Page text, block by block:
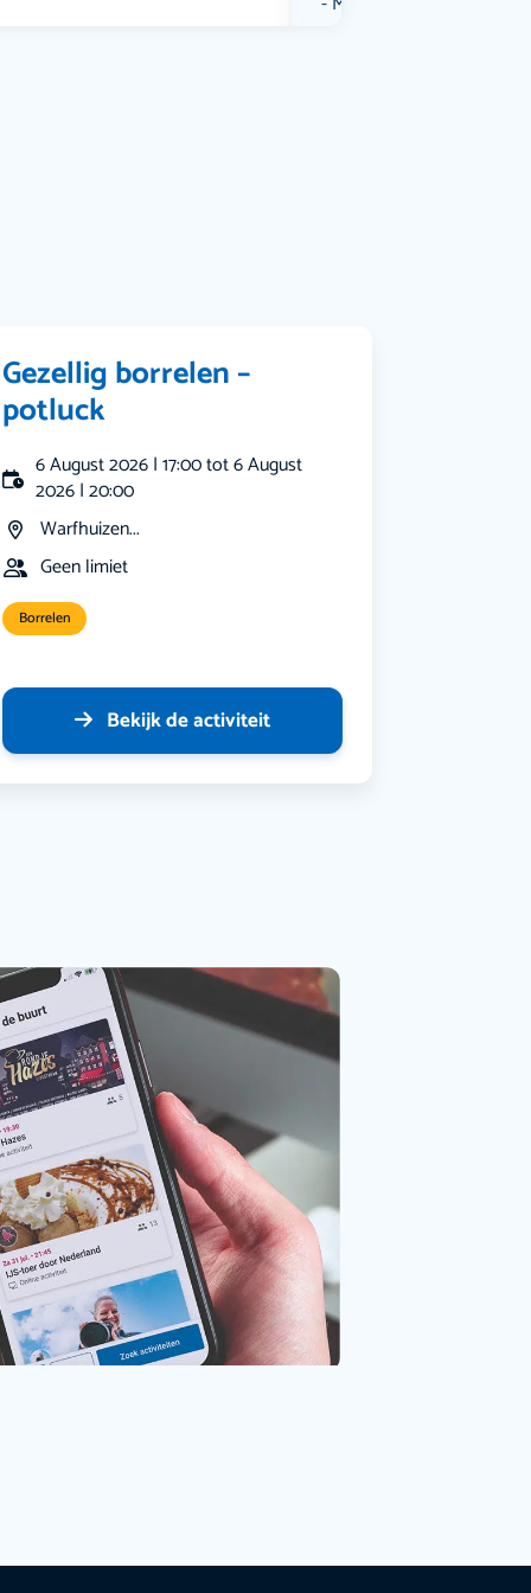
Gezellig borrelen –
potluck
6 August 2026 | 17:00 tot 6 August
2026 | 20:00
Warfhuizen...
Geen limiet
Borrelen
Bekijk de activiteit